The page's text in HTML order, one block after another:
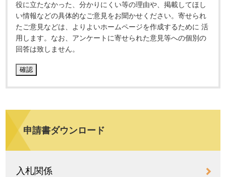
役に立たなかった、分かりにくい等の理由や、掲載してほし
い情報などの具体的なご意見をお聞かせください。寄せられ
たご意見などは、よりよいホームページを作成するために 活
用します。なお、アンケートに寄せられた意見等への個別の
回答は致しません。
申請書ダウンロード
入札関係